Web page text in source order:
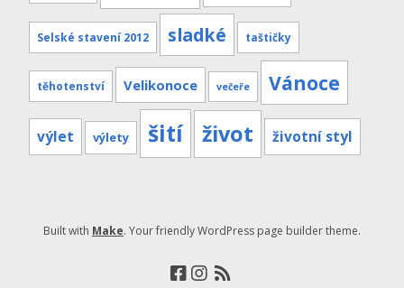
Selské stavení 2012 sladké taštičky
těhotenství Velikonoce večeře Vánoce
výlet výlety šití život životní styl
Built with Make. Your friendly WordPress page builder theme.